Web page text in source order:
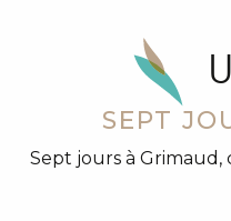
SEPT
Sept jours à Grimaud,